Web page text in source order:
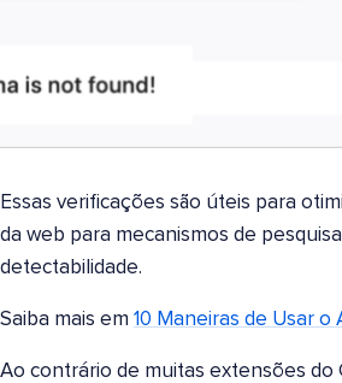
Essas verificações são úteis para
da web para mecanismos de
detectabilidade.
Saiba mais em 10 Maneiras de Usar o
Ao contrário de muitas extensões do